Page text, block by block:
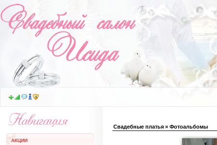
Свадебные платья » Фотоальбомы
АКЦИИ